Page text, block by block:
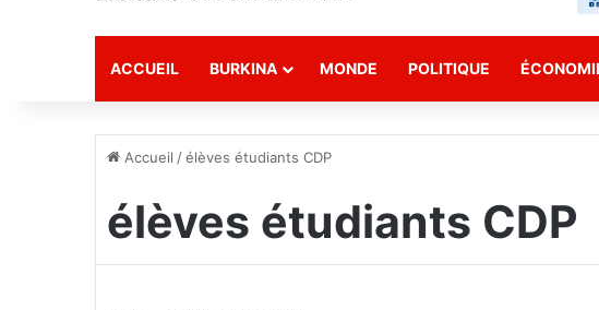
ACCUEIL BURKINA MONDE POLITIQUE
Accueil /élèves étudiants CDP
élèves étudiants CDP